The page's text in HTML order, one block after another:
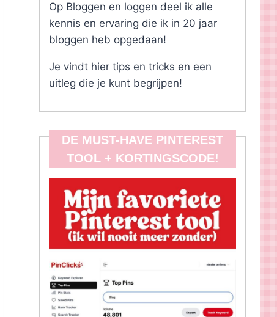
Op Bloggen en loggen deel ik alle
kennis en ervaring die ik in 20 jaar
bloggen heb opgedaan!
Je vindt hier tips en tricks en een
uitleg die je kunt begrijpen!
DE MUST-HAVE PINTEREST
TOOL + KORTINGSCODE!